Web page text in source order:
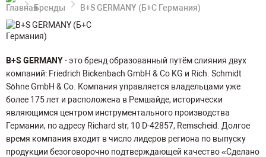
Бренды B+S GERMANY (Б+С Германия)
B+S GERMANY- это бренд образованный путём слияния двух
компаний: Friedrich Bickenbach GmbH & Co KG и Rich. Schmidt
Söhne GmbH & Co. Компания управляется владельцами уже
более 175 лет и расположена в Ремшайде, исторически
являющимся центром инструментального производства
Германии, по адресу Richard str, 10 D-42857, Remscheid. Долгое
время компания входит в число лидеров региона по выпуску
продукции безоговорочно подтверждающей качество «Сделано